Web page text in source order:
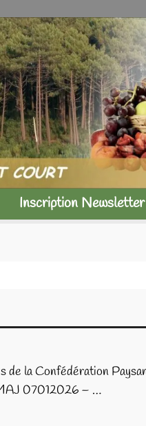
Inscription Newsletter
de la Confédération
07012026 – …